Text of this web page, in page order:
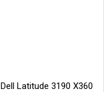
Dell Latitude 3190 X360